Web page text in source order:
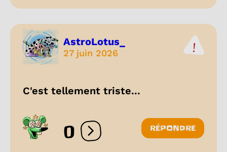
AstroLotus_
27 juin 2026
C'est tellement triste...
0 Ouvrir les réactions
RÉPONDRE